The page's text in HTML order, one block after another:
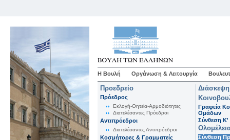
Η Βουλή Οργάνωση & Λειτουργία
Προεδρείο
Πρόεδρος
Εκλογή-Θητεία-Αρμοδιότητες
Διατελέσαντες Πρόεδροι
Αντιπρόεδροι
Διατελέσαντες Αντιπρόεδροι
Κοσμήτορες & Γραμματείς
Γραφεία
Ομάδων
Σύνθεση K'
Σύνθεση